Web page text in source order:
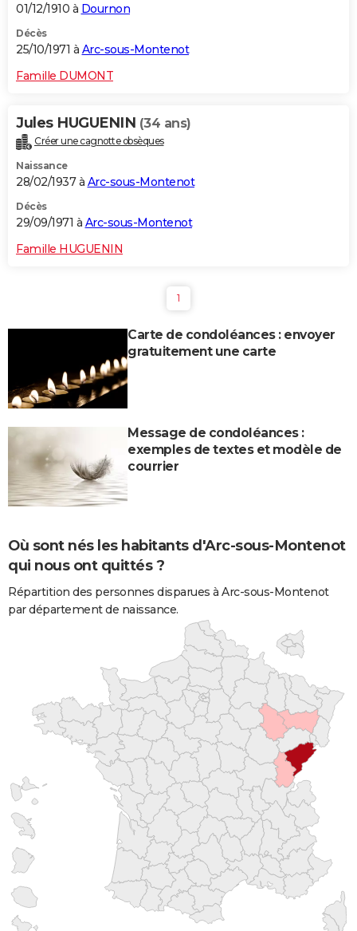
01/12/1910 à Dournon
Décès
25/10/1971 à Arc-sous-Montenot
Famille DUMONT
Jules HUGUENIN (34 ans)
Créer une cagnotte obsèques
Naissance
28/02/1937 à Arc-sous-Montenot
Décès
29/09/1971 à Arc-sous-Montenot
Famille HUGUENIN
1
Carte de condoléances : envoyer
gratuitement une carte
Message de condoléances :
exemples de textes et modèle de
courrier
Où sont nés les habitants d'Arc-sous-Montenot
qui nous ont quittés ?
Répartition des personnes disparues à Arc-sous-Montenot
par département de naissance.